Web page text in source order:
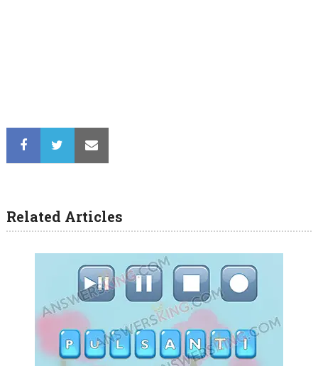
Related Articles